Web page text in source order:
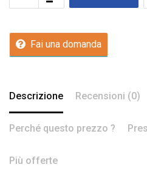
Fai una domanda
Descrizione Recensioni (0)
Perché questo prezzo ?
Più offerte